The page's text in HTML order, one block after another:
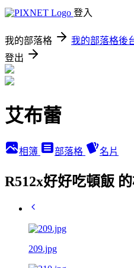
登入
我的部落格 我的部落格後
登出
艾布蕾
相簿 部落格 名片
R512x好好吃頓飯
209.jpg